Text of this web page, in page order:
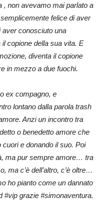
, non avevamo mai parlato a
felice di aver
aver conosciuto una
copione della sua vita. E
diventa il copione
in mezzo a due fuochi.
ex compagno, e
lontano dalla parola trash
Anzi un incontro tra
o benedetto amore che
e donando il suo. Poi
ma pur sempre amore… tra
ma c’è dell’altro, c’è oltre…
ho pianto come un dannato
#vip grazie #simonaventura.